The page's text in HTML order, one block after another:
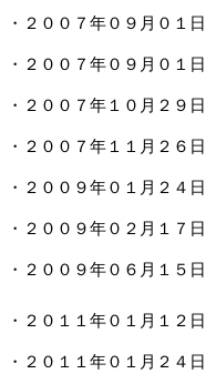
・２００７年０９月０１日
・２００７年０９月０１日
・２００７年１０月２９日
・２００７年１１月２６日
・２００９年０１月２４日
・２００９年０２月１７日
・２００９年０６月１５日
・２０１１年０１月１２日
・２０１１年０１月２４日